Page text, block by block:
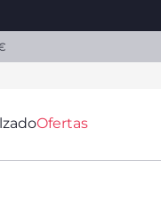
Ofertas